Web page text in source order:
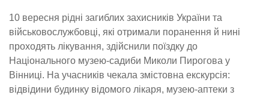
10 вересня рідні загиблих захисників України та
військовослужбовці, які отримали поранення й нині
проходять лікування, здійснили поїздку до
Національного музею-садиби Миколи Пирогова у
Вінниці. На учасників чекала змістовна екскурсія:
відвідини будинку відомого лікаря, музею-аптеки з